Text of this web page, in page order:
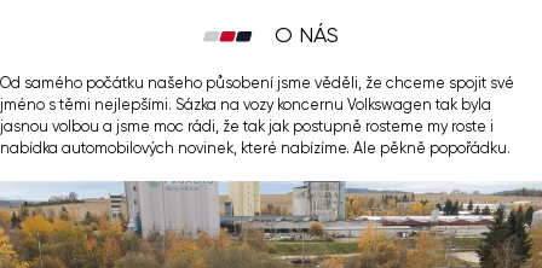
O NÁS
Od samého počátku našeho působení jsme věděli, že chceme spojit své
jméno s těmi nejlepšími. Sázka na vozy koncernu Volkswagen tak byla
jasnou volbou a jsme moc rádi, že tak jak postupně rosteme my roste i
nabídka automobilových novinek, které nabízíme. Ale pěkně popořádku.